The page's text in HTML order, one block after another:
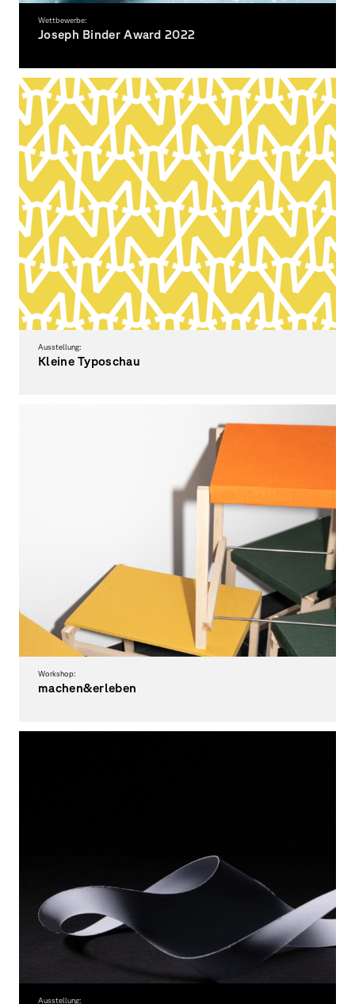
Wettbewerbe:
Joseph Binder Award 2022
Ausstellung:
Kleine Typoschau
Workshop:
machen&erleben
Ausstellung: